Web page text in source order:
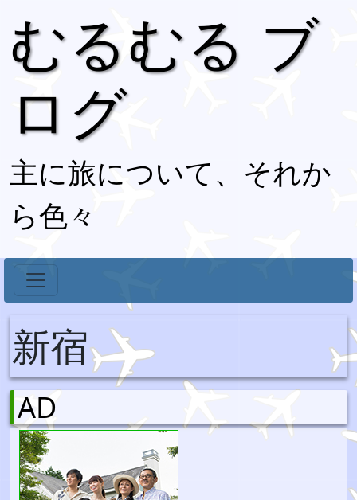
むるむる ブ
ログ
主に旅について、それか
ら色々
新宿
AD